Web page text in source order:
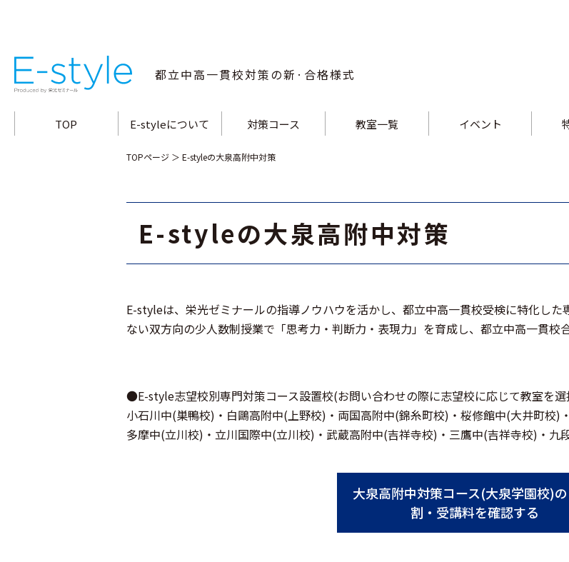
都立中高一貫校対策の新·合格様式
TOP E-styleについて
教師陣の指導力
対策コース
両国高附中対策コース
桜修館中対策コース
富士高附中対策コース
大泉高附中対策コース
南多摩中対策コース
立川国際中対策コース
武蔵高附中対策コース
三鷹中対策コース
九段中対策コース
教室一覧 イベント
TOPページ ＞ E-styleの大泉高附中対策
E-styleの大泉高附中対策
E-styleは、栄光ゼミナールの指導ノウハウを活かし、都立中高一貫校受検に特化し
ない双方向の少人数制授業で「思考力・判断力・表現力」を育成し、都立中高一貫校
●E-style志望校別専門対策コース設置校(お問い合わせの際に志望校に応じて教室を
小石川中(巣鴨校)・白鷗高附中(上野校)・両国高附中(錦糸町校)・桜修館中(大井町校
多摩中(立川校)・立川国際中(立川校)・武蔵高附中(吉祥寺校)・三鷹中(吉祥寺校)・九
大泉高附中対策コース(大泉学園校)
割・受講料を確認する